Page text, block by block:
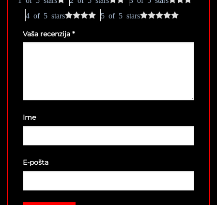
4 of 5 stars
5 of 5 stars
Vaša recenzija *
Ime
E-pošta